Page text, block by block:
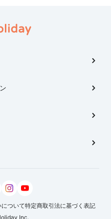
ついて特定商取引法に基づく表記
Inc.